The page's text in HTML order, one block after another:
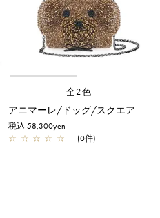
全2色
アニマーレ/ドッグ/スクエア スモール/ブロンズ
税込 58,300yen
☆ ☆ ☆ ☆ ☆ (0件)